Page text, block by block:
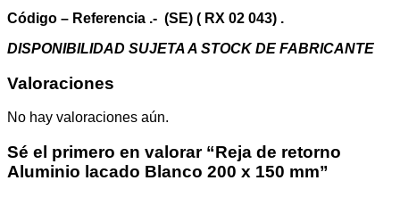
cantidad
Código – Referencia .- (SE) ( RX 02 043) .
DISPONIBILIDAD SUJETA A STOCK DE FABRICANTE
Valoraciones
No hay valoraciones aún.
Sé el primero en valorar “Reja de retorno
Aluminio lacado Blanco 200 x 150 mm”